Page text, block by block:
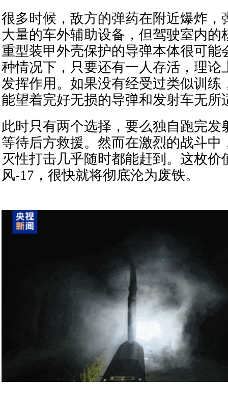
很多时候，敌方的弹药在附近爆炸，
大量的车外辅助设备，但驾驶室内的
重型装甲外壳保护的导弹本体很可能
种情况下，只要还有一人存活，理论
发挥作用。如果没有经受过类似训练
能望着完好无损的导弹和发射车无所
此时只有两个选择，要么独自跑完发
等待后方救援。然而在激烈的战斗中
灭性打击几乎随时都能赶到。这枚价
风-17，很快就将彻底沦为废铁。